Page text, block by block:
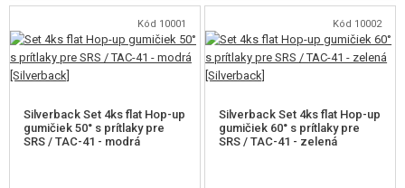
Kód 10001
Silverback Set 4ks flat Hop-up
gumičiek 50° s prítlaky pre
SRS / TAC-41 - modrá
Kód 10002
Silverback Set 4ks flat Hop-up
gumičiek 60° s prítlaky pre
SRS / TAC-41 - zelená